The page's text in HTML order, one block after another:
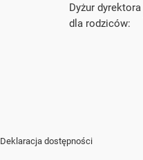
Dyżur dyrektora
dla rodziców:
Deklaracja dostępności